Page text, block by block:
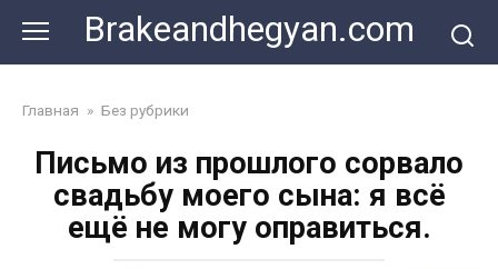
content
Brakeandhegyan.com
Главная » Без рубрики
Письмо из прошлого сорвало
свадьбу моего сына: я всё
ещё не могу оправиться.